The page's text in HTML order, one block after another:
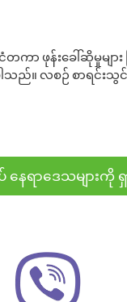
ငံတကာ ဖုန်းခေါ်ဆို
။ လစဉ် စာရင်းသွ
ေရာဒေသများကို